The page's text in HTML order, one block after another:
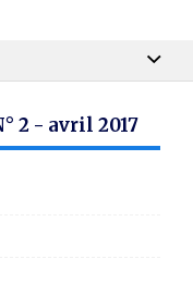
2 - avril 2017